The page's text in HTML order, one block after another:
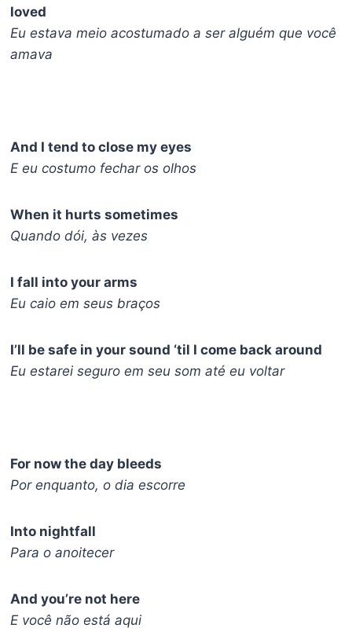
loved
Eu estava meio acostumado a ser alguém que você
amava
And I tend to close my eyes
E eu costumo fechar os olhos
When it hurts sometimes
Quando dói, às vezes
I fall into your arms
Eu caio em seus braços
I’ll be safe in your sound ‘til I come back around
Eu estarei seguro em seu som até eu voltar
For now the day bleeds
Por enquanto, o dia escorre
Into nightfall
Para o anoitecer
And you’re not here
E você não está aqui